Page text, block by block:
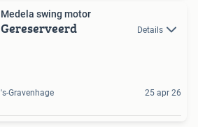
Medela swing motor
Gereserveerd Details
's-Gravenhage 25 apr 26